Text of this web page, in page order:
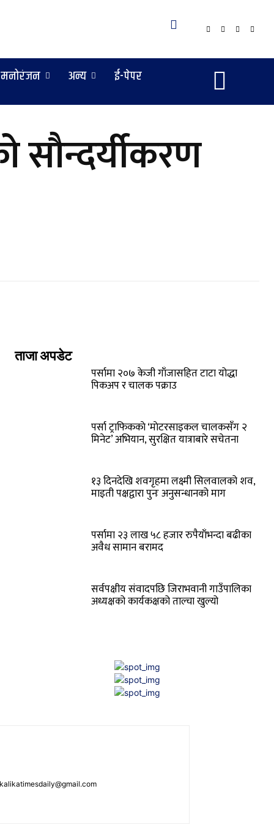
मनोरंजन अन्य ई-पेपर
सौन्दर्यीकरण
ताजा अपडेट
पर्सामा २०७ केजी गाँजासहित टाटा योद्धा
पिकअप र चालक पक्राउ
पर्सा ट्राफिककाे ‘माेटरसाइकल चालकसँग २
मिनेट’ अभियान, सुरक्षित यात्राबारे सचेतना
१३ दिनदेखि शवगृहमा लक्ष्मी सिलवालको शव,
माइती पक्षद्वारा पुनः अनुसन्धानको माग
पर्सामा २३ लाख ५८ हजार रुपैयाँभन्दा बढीका
अवैध सामान बरामद
सर्वपक्षीय संवादपछि जिराभवानी गाउँपालिका
अध्यक्षको कार्यकक्षको ताल्चा खुल्यो